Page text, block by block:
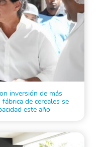
inversión de más
de cereales se
este año